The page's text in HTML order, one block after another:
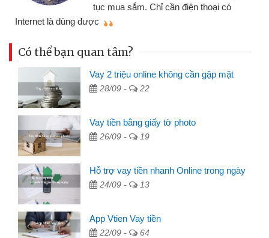
tục mua sắm. Chỉ cần điện thoại có
Internet là dùng được
Có thể bạn quan tâm?
Vay 2 triệu online không cần gặp mặt
28/09 - 22
Vay tiền bằng giấy tờ photo
26/09 - 19
Hỗ trợ vay tiền nhanh Online trong ngày
24/09 - 13
App Vtien Vay tiền
22/09 - 64